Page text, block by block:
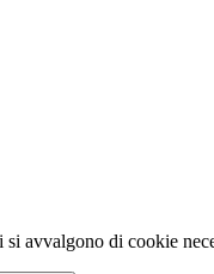
avvalgono di cookie